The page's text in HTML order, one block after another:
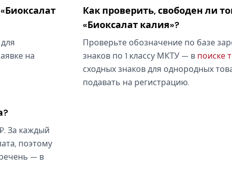
на
Как проверить, свободен ли
«Биоксалат калия»?
Проверьте обозначение по базе
знаков по 1 классу МКТУ — в поиске
сходных знаков для однородных
подавать на регистрацию.
За каждый
поэтому
— в